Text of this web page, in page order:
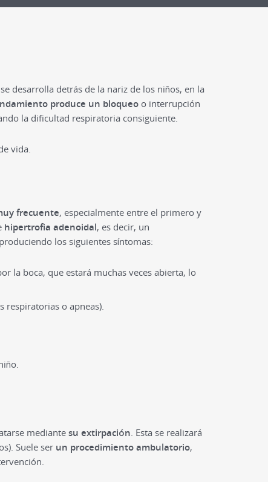
desarrolla detrás de la nariz de los niños, en la
produce un bloqueoo interrupción
la dificultad respiratoria consiguiente.
vida.
frecuente, especialmente entre el primero y
hipertrofia adenoidal, es decir, un
los siguientes síntomas:
la boca, que estará muchas veces abierta, lo
respiratorias o apneas).
mediante su extirpación . Esta se realizará
Suele ser un procedimiento ambulatorio,